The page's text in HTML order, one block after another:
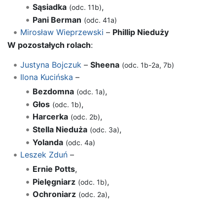
Sąsiadka (odc. 11b),
Pani Berman (odc. 41a)
Mirosław Wieprzewski – Phillip Nieduży
W pozostałych rolach:
Justyna Bojczuk – Sheena (odc. 1b-2a, 7b)
Ilona Kucińska –
Bezdomna (odc. 1a),
Głos (odc. 1b),
Harcerka (odc. 2b),
Stella Nieduża (odc. 3a),
Yolanda (odc. 4a)
Leszek Zduń–
Ernie Potts,
Pielęgniarz (odc. 1b),
Ochroniarz (odc. 2a),